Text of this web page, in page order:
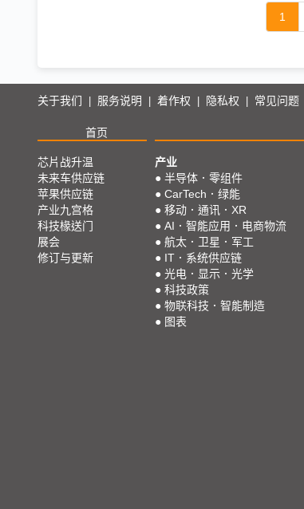
1
关于我们 | 服务说明 | 着作权 | 隐私权 | 常见问题
首页
芯片战升温
未来车供应链
苹果供应链
产业九宫格
科技椽送门
展会
修订与更新
产业
● 半导体．零组件
● CarTech．绿能
● 移动．通讯．XR
● AI．智能应用．电商物流
● 航太．卫星．军工
● IT．系统供应链
● 光电．显示．光学
● 科技政策
● 物联科技．智能制造
● 图表